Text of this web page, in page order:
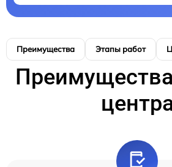
Преимущества Этапы работ